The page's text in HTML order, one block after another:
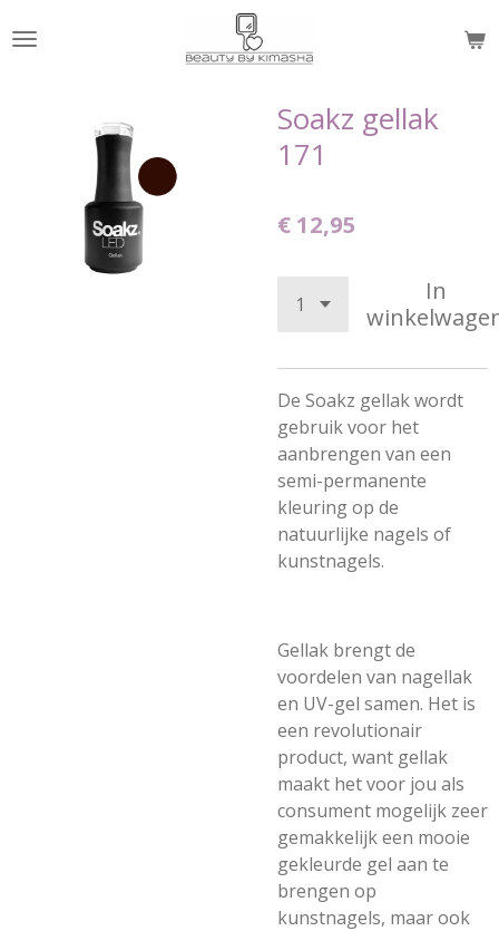
direct
hoofdinhoud
Soakz gellak
171
€ 12,95
In
De Soakz gellak wordt
gebruik voor het
aanbrengen van een
semi-permanente
kleuring op de
natuurlijke nagels of
kunstnagels.
Gellak brengt de
voordelen van nagellak
en UV-gel samen. Het is
een revolutionair
product, want gellak
maakt het voor jou als
consument mogelijk zeer
gemakkelijk een mooie
gekleurde gel aan te
brengen op
kunstnagels, maar ook